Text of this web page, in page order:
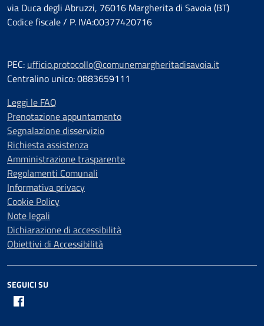
via Duca degli Abruzzi, 76016 Margherita di Savoia (BT)
Codice fiscale / P. IVA:00377420716
PEC: ufficio.protocollo@comunemargheritadisavoia.it
Centralino unico: 0883659111
Leggi le FAQ
Prenotazione appuntamento
Segnalazione disservizio
Richiesta assistenza
Amministrazione trasparente
Regolamenti Comunali
Informativa privacy
Cookie Policy
Note legali
Dichiarazione di accessibilità
Obiettivi di Accessibilità
SEGUICI SU